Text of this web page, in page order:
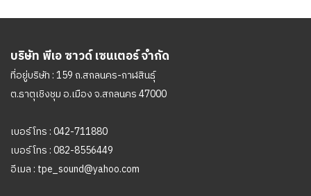
บริษัท พีเอ ซาวด์ เซนเตอร์ จำกัด
ที่อยู่บริษัท : 159 ถ.สกลนคร-กาฬสินธุ์
ต.ธาตุเชิงชุม อ.เมือง จ.สกลนคร 47000
เบอร์โทร :042-711880
เบอร์โทร :082-8556449
อีเมล : tpe_sound@yahoo.com